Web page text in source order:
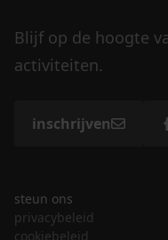
Blijf op de hoogte
activiteiten.
inschrijven
steun ons
privacybeleid
cookiebeleid